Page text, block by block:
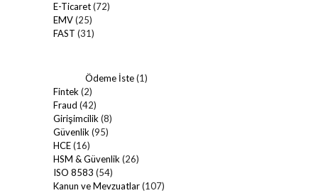
E-Ticaret(72)
EMV(25)
FAST (31)
Ödeme İste(1)
Fintek (2)
Fraud (42)
Girişimcilik (8)
Güvenlik (95)
HCE(16)
HSM & Güvenlik (26)
ISO 8583 (54)
Kanun ve Mevzuatlar(107)